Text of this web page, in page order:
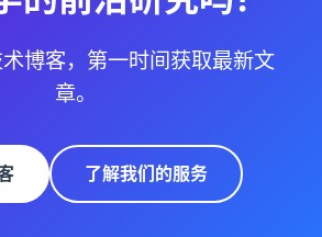
博客，第一时间获取最新文
章。
了解我们的服务